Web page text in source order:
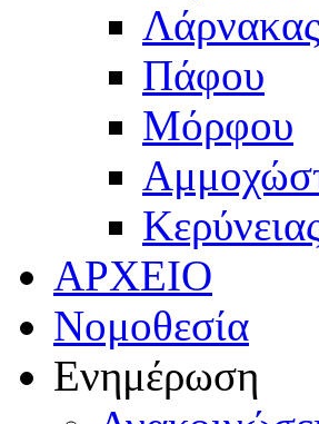
Λάρνακας
Πάφου
Μόρφου
ΑΡΧΕΙΟ
Νομοθεσία
Ενημέρωση